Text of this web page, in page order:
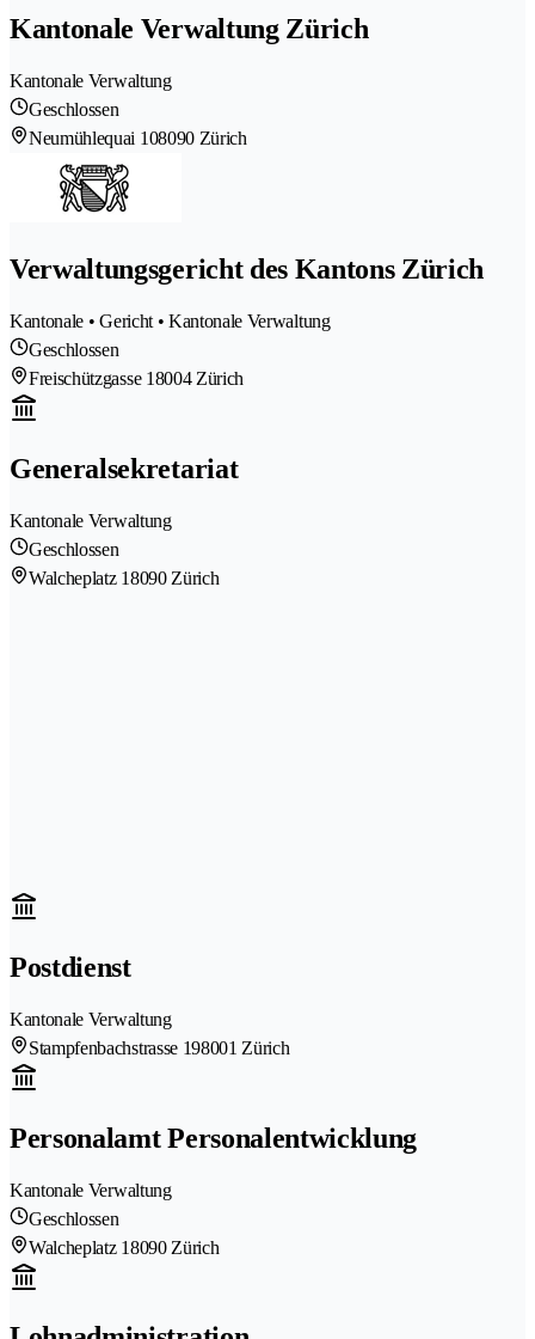
Kantonale Verwaltung Zürich
Kantonale Verwaltung
Geschlossen
Neumühlequai 108090 Zürich
Verwaltungsgericht des Kantons Zürich
Kantonale • Gericht • Kantonale Verwaltung
Geschlossen
Freischützgasse 18004 Zürich
Generalsekretariat
Kantonale Verwaltung
Geschlossen
Walcheplatz 18090 Zürich
Postdienst
Kantonale Verwaltung
Stampfenbachstrasse 198001 Zürich
Personalamt Personalentwicklung
Kantonale Verwaltung
Geschlossen
Walcheplatz 18090 Zürich